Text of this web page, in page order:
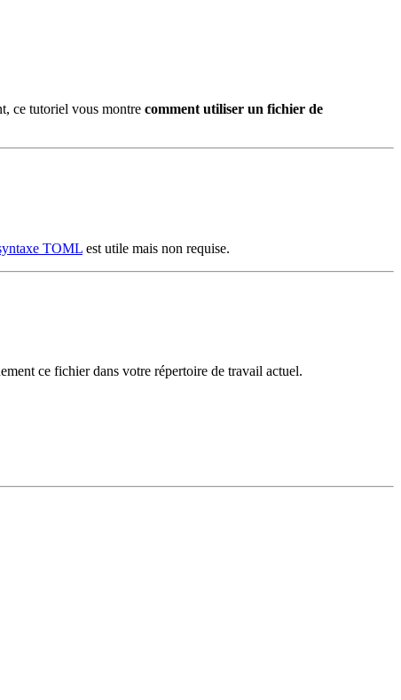
ce tutoriel vous montre comment utiliser un fichier de
TOML est utile mais non requise.
ce fichier dans votre répertoire de travail actuel.